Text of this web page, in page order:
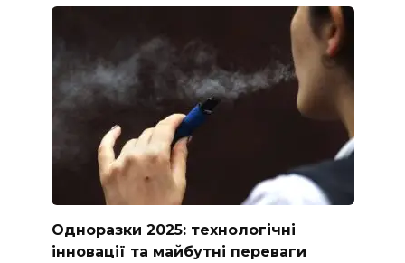
Одноразки 2025: технологічні
інновації та майбутні переваги